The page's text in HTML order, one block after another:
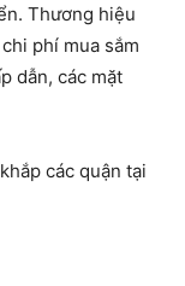
Thương hiệu
phí mua sắm
dẫn, các mặt
các quận tại